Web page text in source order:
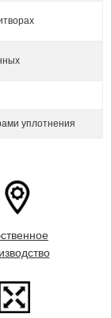
уплотнения